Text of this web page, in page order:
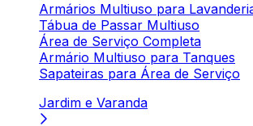
Armários Multiuso para
Tábua de Passar Multiuso
Área de Serviço Completa
Armário Multiuso para Tanques
Sapateiras para Área de Serviço
Jardim e Varanda